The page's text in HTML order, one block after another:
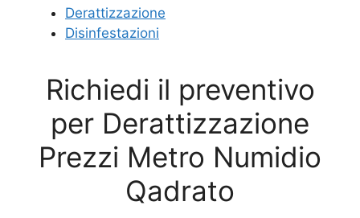
Derattizzazione
Disinfestazioni
Richiedi il preventivo
per Derattizzazione
Prezzi Metro Numidio
Qadrato